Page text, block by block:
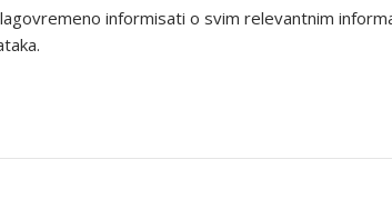
informisati o svim relevantnim